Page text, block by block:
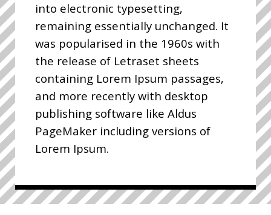
into electronic typesetting,
remaining essentially unchanged. It
was popularised in the 1960s with
the release of Letraset sheets
containing Lorem Ipsum passages,
and more recently with desktop
publishing software like Aldus
PageMaker including versions of
Lorem Ipsum.